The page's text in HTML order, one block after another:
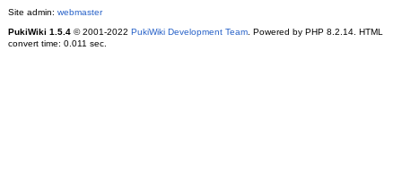
Site admin: webmaster
PukiWiki 1.5.4© 2001-2022 PukiWiki Development Team. Powered by PHP 8.2.14. HTML
convert time: 0.011 sec.